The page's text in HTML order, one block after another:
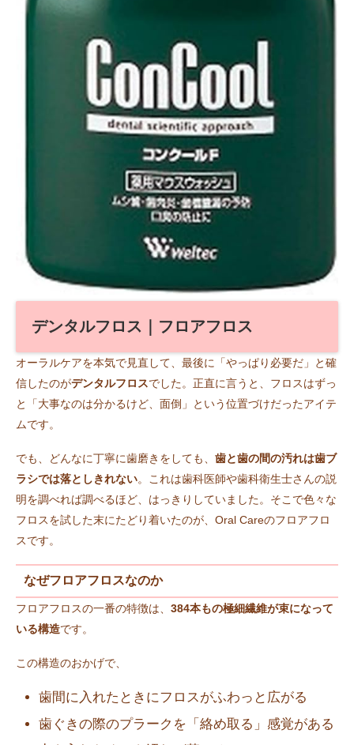
デンタルフロス｜フロアフロス
オーラルケアを本気で見直して、最後に「やっぱり必要だ」と確
信したのがデンタルフロスでした。正直に言うと、フロスはずっ
と「大事なのは分かるけど、面倒」という位置づけだったアイテ
ムです。
でも、どんなに丁寧に歯磨きをしても、 歯と歯の間の汚れは歯ブ
ラシでは落としきれない。これは歯科医師や歯科衛生士さんの説
明を調べれば調べるほど、はっきりしていました。そこで色々な
フロスを試した末にたどり着いたのが、Oral Careのフロアフロ
スです。
なぜフロアフロスなのか
フロアフロスの一番の特徴は、 384本もの極細繊維が束になって
いる構造です。
この構造のおかげで、
歯間に入れたときにフロスがふわっと広がる
歯ぐきの際のプラークを「絡め取る」感覚がある